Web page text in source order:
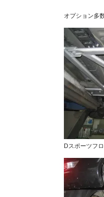
オプション多
Dスポーツフ